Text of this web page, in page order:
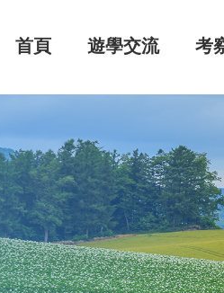
首頁 遊學交流 考